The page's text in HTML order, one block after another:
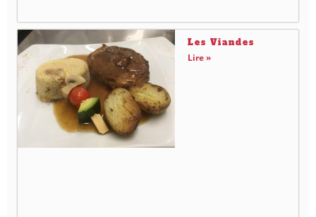
Les Viandes
Lire »